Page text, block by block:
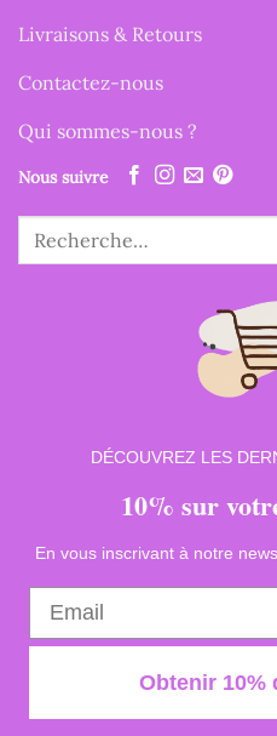
Livraisons & Retours
Contactez-nous
Qui sommes-nous ?
Nous suivre
Recherche
pour :
DÉCOUVREZ LES
10% sur
En vous inscrivant à notre
Obtenir 10%